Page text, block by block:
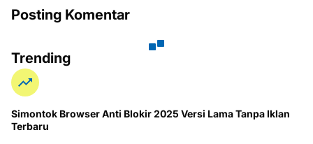
Posting Komentar
Trending
Simontok Browser Anti Blokir 2025 Versi Lama Tanpa Iklan
Terbaru